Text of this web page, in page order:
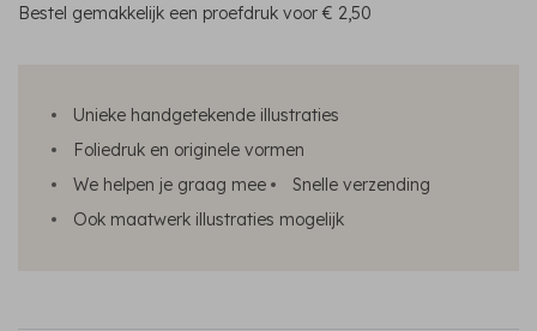
Bestel gemakkelijk een proefdruk voor€ 2,50
Unieke handgetekende illustraties
Foliedruk en originele vormen
We helpen je graag mee
Snelle verzending
Ook maatwerk illustraties mogelijk